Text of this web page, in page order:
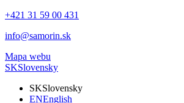
+421 31 59 00 431
info@samorin.sk
Mapa webu
SKSlovensky
SKSlovensky
ENEnglish